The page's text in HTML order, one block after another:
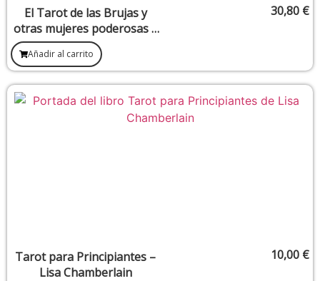
El Tarot de las Brujas y
otras mujeres poderosas –
Cécile Roumiguière &
Benjamin Lacombe
30,80 €
Añadir al carrito
Tarot para Principiantes –
Lisa Chamberlain
10,00 €